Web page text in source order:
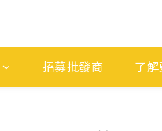
招募批發商 了解